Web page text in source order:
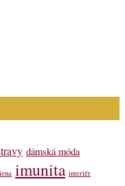
dámská móda
imunita interiér